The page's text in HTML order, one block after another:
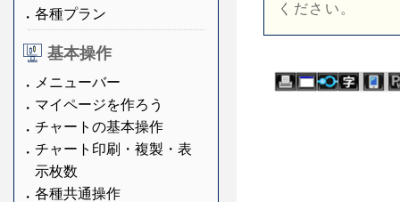
各種プラン
基本操作
メニューバー
マイページを作ろう
チャートの基本操作
チャート印刷・複製・表
示枚数
各種共通操作
ください。